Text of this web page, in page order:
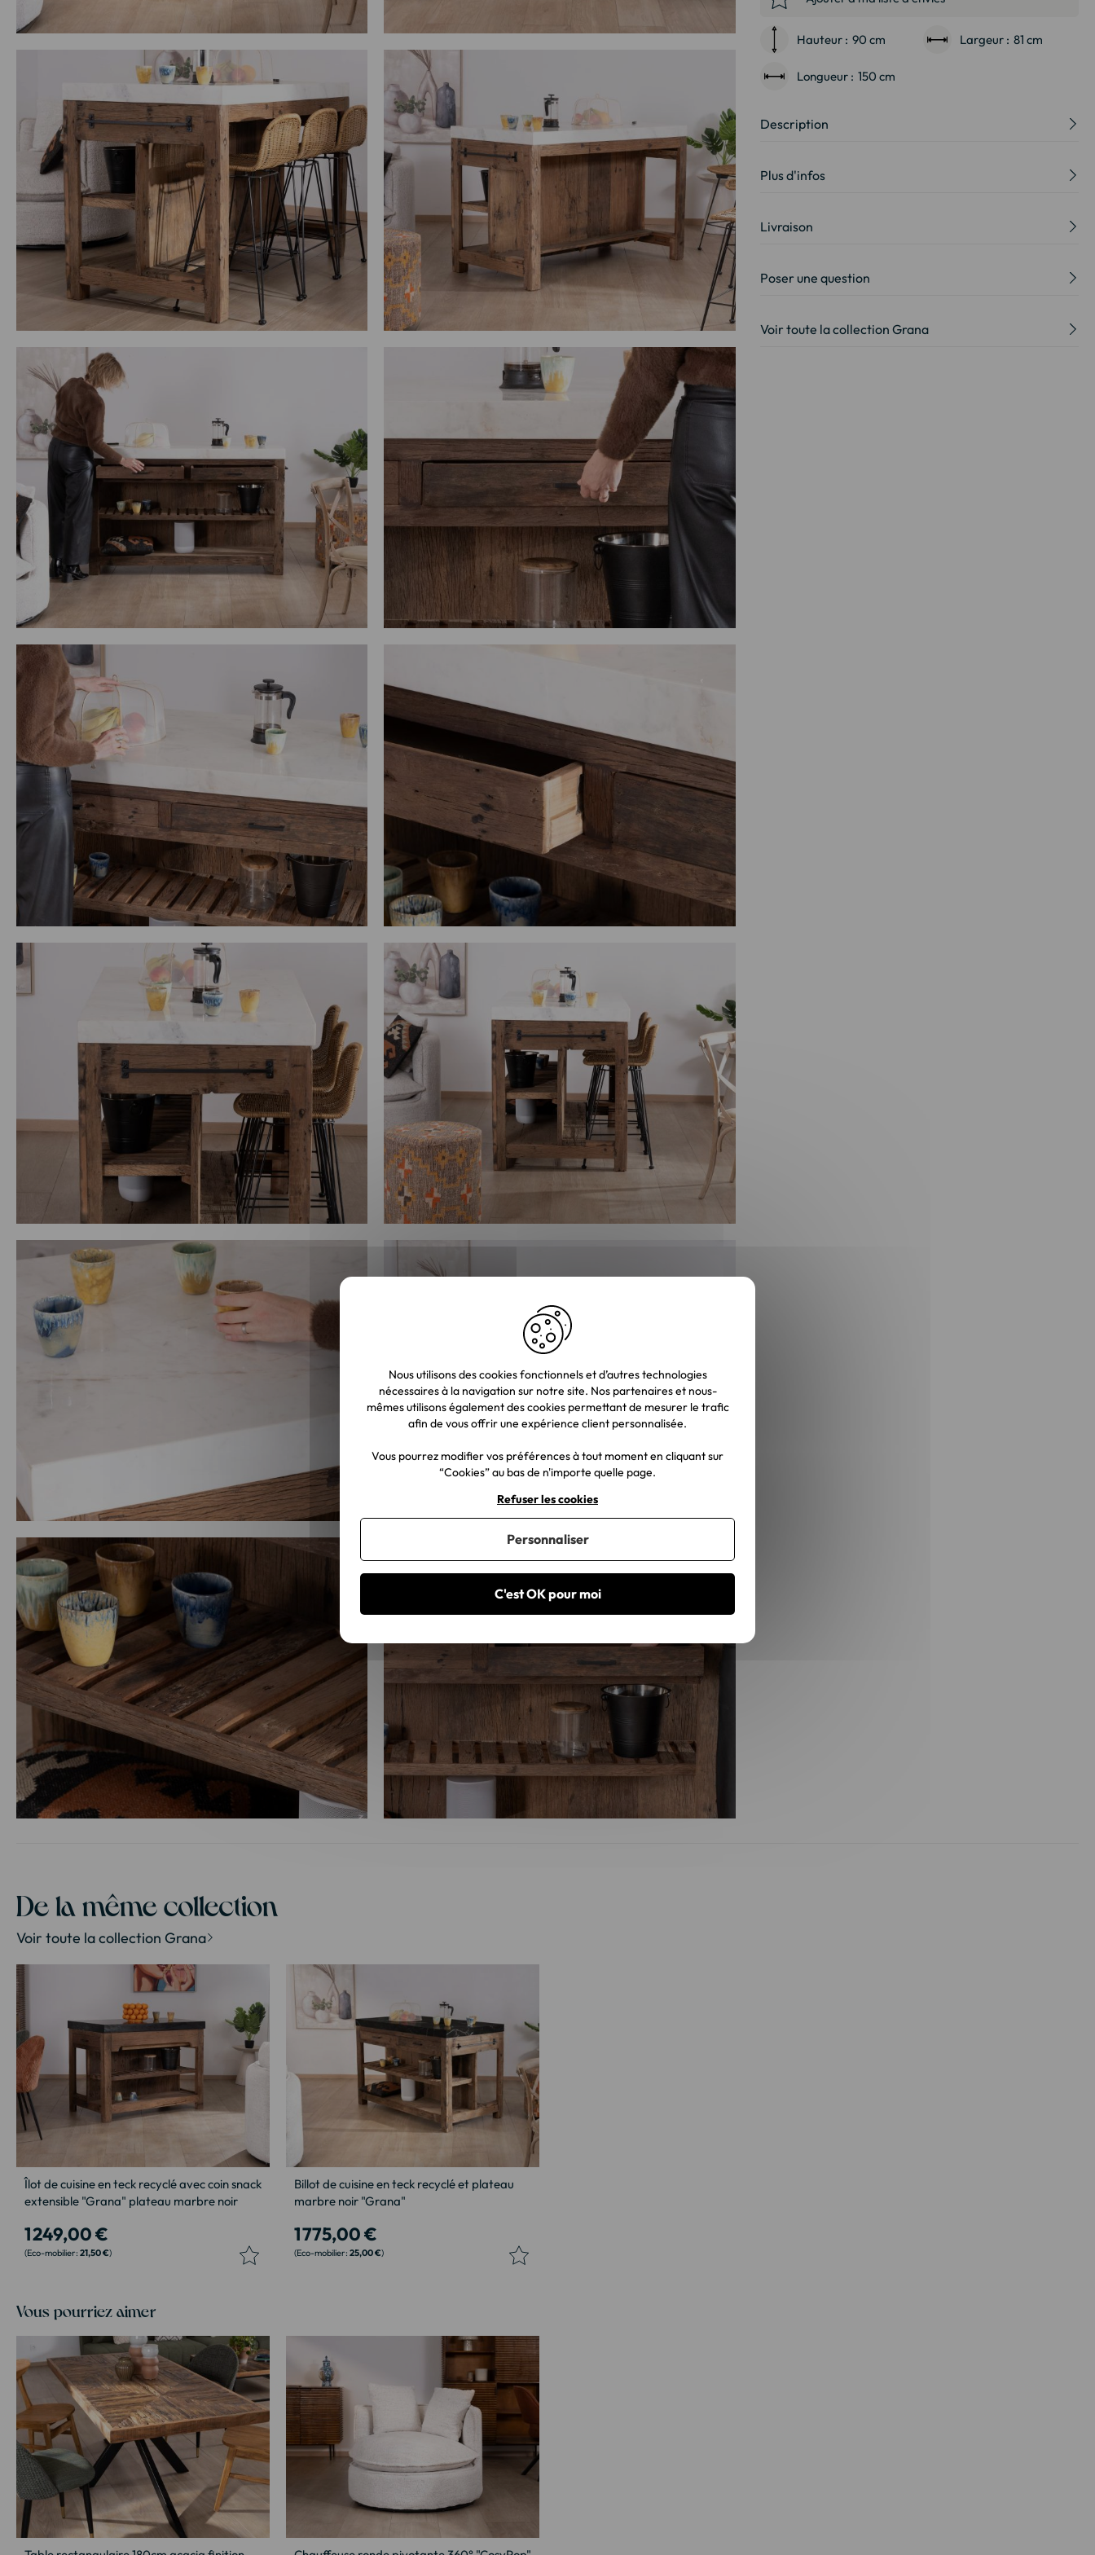
la
Galerie
d’images
Hauteur : 90 cm Largeur : 81 cm
Longueur : 150 cm
Description
Plus d'infos
Livraison
Poser une question
Voir toute la collection Grana
De la même collection
Voir toute la collection Grana
Îlot de cuisine en teck recyclé avec coin snack
extensible "Grana" plateau marbre noir
1 249,00 €
21,50 €
Billot de cuisine en teck recyclé et plateau
marbre noir "Grana"
1 775,00 €
25,00 €
Vous pourriez aimer
Nous utilisons des cookies fonctionnels et d’autres technologies
nécessaires à la navigation sur notre site. Nos partenaires et nous-
mêmes utilisons également des cookies permettant de mesurer le trafic
afin de vous offrir une expérience client personnalisée.
Vous pourrez modifier vos préférences à tout moment en cliquant sur
“Cookies” au bas de n'importe quelle page.
C'est OK pour moi
Refuser les cookies
Personnaliser